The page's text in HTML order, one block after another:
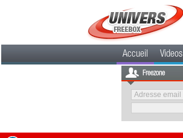
Accueil Videos
Freezone